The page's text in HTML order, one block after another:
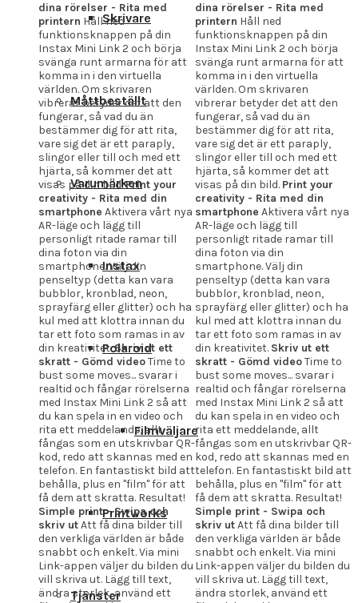
Skrivare
Måttbeställt
Varumärken
Instax
Polaroid
Filmväljare
Printworks
Tjänster
dina rörelser - Rita med
printern Håll ned
funktionsknappen på din
Instax Mini Link 2 och börja
svänga runt armarna för att
komma in i den virtuella
världen. Om skrivaren
vibrerar betyder det att den
fungerar, så vad du än
bestämmer dig för att rita,
vare sig det är ett paraply,
slingor eller till och med ett
hjärta, så kommer det att
visas på din bild.Print your
creativity - Rita med din
smartphone Aktivera vårt nya
AR-läge och lägg till
personligt ritade ramar till
dina foton via din
smartphone. Välj din
penseltyp (detta kan vara
bubblor, kronblad, neon,
sprayfärg eller glitter) och ha
kul med att klottra innan du
tar ett foto som ramas in av
din kreativitet.Skriv ut ett
skratt - Gömd videoTime to
bust some moves... svarar i
realtid och fångar rörelserna
med Instax Mini Link 2 så att
du kan spela in en video och
rita ett meddelande, allt
fångas som en utskrivbar QR-
kod, redo att skannas med en
telefon. En fantastiskt bild att
behålla, plus en "film" för att
få dem att skratta. Resultat!
Simple print - Swipa och
skriv utAtt få dina bilder till
den verkliga världen är både
snabbt och enkelt. Via mini
Link-appen väljer du bilden du
vill skriva ut. Lägg till text,
ändra storlek, använd ett
dina rörelser - Rita med
printern Håll ned
funktionsknappen på din
Instax Mini Link 2 och börja
svänga runt armarna för att
komma in i den virtuella
världen. Om skrivaren
vibrerar betyder det att den
fungerar, så vad du än
bestämmer dig för att rita,
vare sig det är ett paraply,
slingor eller till och med ett
hjärta, så kommer det att
visas på din bild. Print your
creativity - Rita med din
smartphone Aktivera vårt nya
AR-läge och lägg till
personligt ritade ramar till
dina foton via din
smartphone. Välj din
penseltyp (detta kan vara
bubblor, kronblad, neon,
sprayfärg eller glitter) och ha
kul med att klottra innan du
tar ett foto som ramas in av
din kreativitet. Skriv ut ett
skratt - Gömd videoTime to
bust some moves... svarar i
realtid och fångar rörelserna
med Instax Mini Link 2 så att
du kan spela in en video och
rita ett meddelande, allt
fångas som en utskrivbar QR-
kod, redo att skannas med en
telefon. En fantastiskt bild att
behålla, plus en "film" för att
få dem att skratta. Resultat!
Simple print - Swipa och
skriv utAtt få dina bilder till
den verkliga världen är både
snabbt och enkelt. Via mini
Link-appen väljer du bilden du
vill skriva ut. Lägg till text,
ändra storlek, använd ett